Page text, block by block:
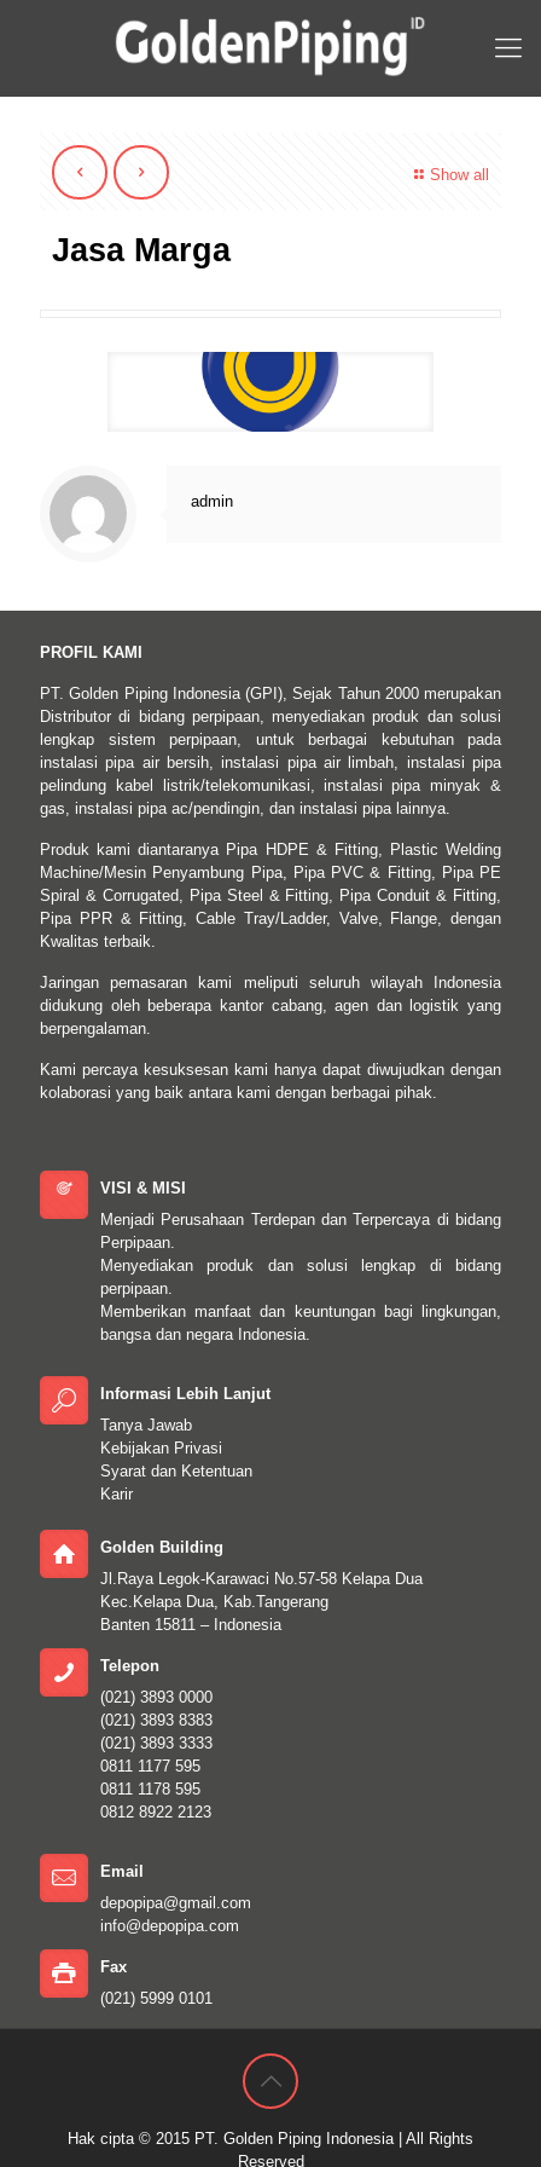
Show all
Jasa Marga
admin
PROFIL KAMI
PT. Golden Piping Indonesia (GPI), Sejak Tahun 2000 merupakan
Distributor di bidang perpipaan, menyediakan produk dan solusi
lengkap sistem perpipaan, untuk berbagai kebutuhan pada
instalasi pipa air bersih, instalasi pipa air limbah, instalasi pipa
pelindung kabel listrik/telekomunikasi, instalasi pipa minyak &
gas, instalasi pipa ac/pendingin, dan instalasi pipa lainnya.
Produk kami diantaranya Pipa HDPE & Fitting, Plastic Welding
Machine/Mesin Penyambung Pipa, Pipa PVC & Fitting, Pipa PE
Spiral & Corrugated, Pipa Steel & Fitting, Pipa Conduit & Fitting,
Pipa PPR & Fitting, Cable Tray/Ladder, Valve, Flange, dengan
Kwalitas terbaik.
Jaringan pemasaran kami meliputi seluruh wilayah Indonesia
didukung oleh beberapa kantor cabang, agen dan logistik yang
berpengalaman.
Kami percaya kesuksesan kami hanya dapat diwujudkan dengan
kolaborasi yang baik antara kami dengan berbagai pihak.
VISI & MISI
Menjadi Perusahaan Terdepan dan Terpercaya di bidang
Perpipaan.
Menyediakan produk dan solusi lengkap di bidang
perpipaan.
Memberikan manfaat dan keuntungan bagi lingkungan,
bangsa dan negara Indonesia.
Informasi Lebih Lanjut
Tanya Jawab
Kebijakan Privasi
Syarat dan Ketentuan
Karir
Golden Building
Jl.Raya Legok-Karawaci No.57-58 Kelapa Dua
Kec.Kelapa Dua, Kab.Tangerang
Banten 15811 – Indonesia
Telepon
(021) 3893 0000
(021) 3893 8383
(021) 3893 3333
0811 1177 595
0811 1178 595
0812 8922 2123
Email
depopipa@gmail.com
info@depopipa.com
Fax
(021) 5999 0101
Hak cipta © 2015 PT. Golden Piping Indonesia| All Rights
Reserved